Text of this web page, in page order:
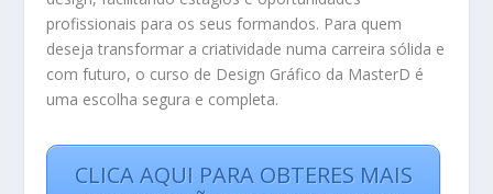
profissionais para os seus formandos. Para quem
deseja transformar a criatividade numa carreira sólida e
com futuro, o curso de Design Gráfico da MasterD é
uma escolha segura e completa.
CLICA AQUI PARA OBTERES MAIS